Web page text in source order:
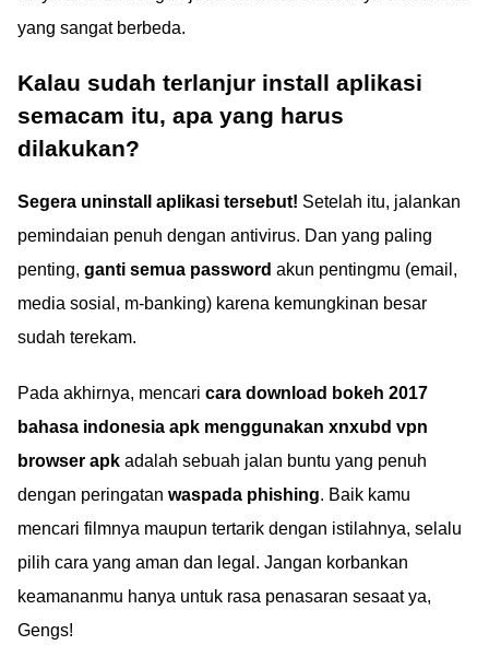
yang sangat berbeda.
Kalau sudah terlanjur install aplikasi
semacam itu, apa yang harus
dilakukan?
Segera uninstall aplikasi tersebut! Setelah itu, jalankan
pemindaian penuh dengan antivirus. Dan yang paling
penting, ganti semua password akun pentingmu (email,
media sosial, m-banking) karena kemungkinan besar
sudah terekam.
Pada akhirnya, mencari cara download bokeh 2017
bahasa indonesia apk menggunakan xnxubd vpn
browser apk adalah sebuah jalan buntu yang penuh
dengan peringatan waspada phishing. Baik kamu
mencari filmnya maupun tertarik dengan istilahnya, selalu
pilih cara yang aman dan legal. Jangan korbankan
keamananmu hanya untuk rasa penasaran sesaat ya,
Gengs!